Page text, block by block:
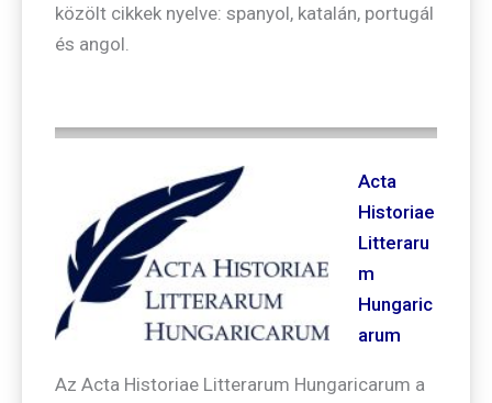
közölt cikkek nyelve: spanyol, katalán, portugál
és angol.
Acta
Historiae
Litteraru
m
Hungaric
arum
Az Acta Historiae Litterarum Hungaricarum a